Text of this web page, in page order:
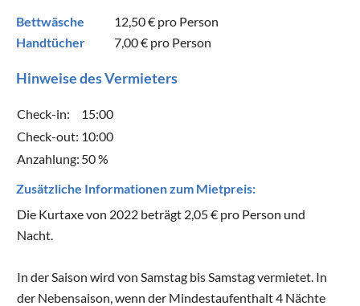
Bettwäsche 12,50 € pro Person
Handtücher
7,00 € pro Person
Hinweise des Vermieters
Check-in:
15:00
Check-out: 10:00
Anzahlung: 50 %
Zusätzliche Informationen zum Mietpreis:
Die Kurtaxe von 2022 beträgt 2,05 € pro Person und
Nacht.
In der Saison wird von Samstag bis Samstag vermietet. In
der Nebensaison, wenn der Mindestaufenthalt 4 Nächte